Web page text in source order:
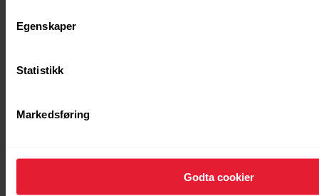
Egenskaper
Statistikk
Markedsføring
Godta cookier